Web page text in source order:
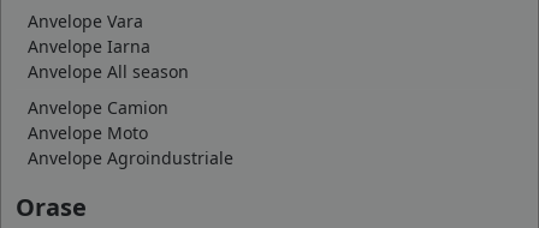
Anvelope Vara
Anvelope Iarna
Anvelope All season
Anvelope Camion
Anvelope Moto
Anvelope Agroindustriale
Orase